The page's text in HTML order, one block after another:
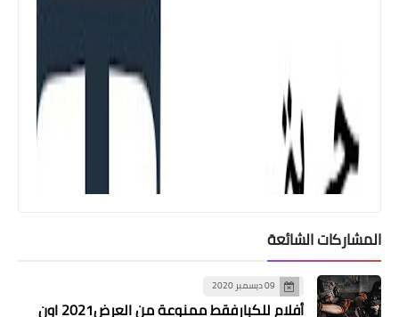
العاب
مباشر
المشاركات الشائعة
09 ديسمبر 2020
أفلام للكبارفقط ممنوعة من العرض2021 اون